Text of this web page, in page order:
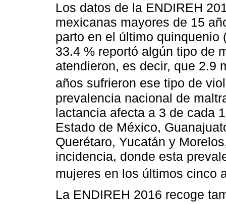
Los datos de la ENDIREH
mexicanas mayores de 15
parto en el último quinquenio
33.4 % reportó algún tipo de
atendieron, es decir, que 2.9
años sufrieron ese tipo de
prevalencia nacional de
lactancia afecta a 3 de cada
Estado de México,
Querétaro, Yucatán y
incidencia, donde esta
mujeres en los últimos cinco
La ENDIREH 2016 recoge